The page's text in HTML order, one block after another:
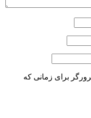
برای زمانی که